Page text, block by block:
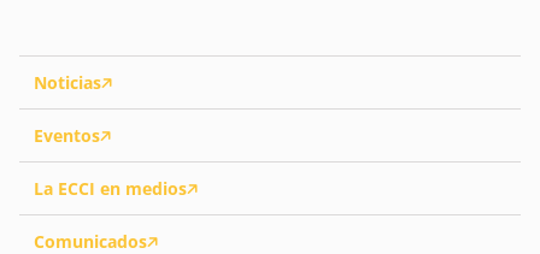
Noticias
Eventos
La ECCI en medios
Comunicados